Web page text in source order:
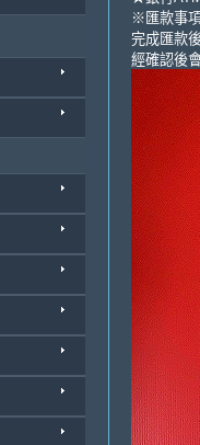
※匯款事
完成匯款
經確認後